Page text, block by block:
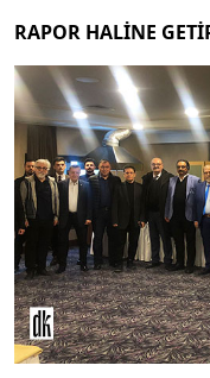
RAPOR HALİNE